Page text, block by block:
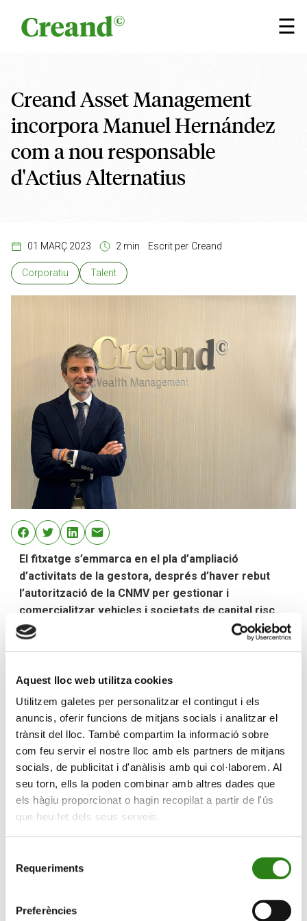
Aquest lloc web utilitza cookies
Utilitzem galetes per personalitzar el contingut i els
anuncis, oferir funcions de mitjans socials i analitzar el
trànsit del lloc. També compartim la informació sobre
com feu servir el nostre lloc amb els partners de mitjans
socials, de publicitat i d'anàlisis amb qui col·laborem. Al
seu torn, ells la poden combinar amb altres dades que
els hàgiu proporcionat o hagin recopilat a partir de l'ús
que heu fet dels seus serveis.
Requeriments
Preferències
☰
×
Creand Asset Management
incorpora Manuel Hernández
com a nou responsable
d'Actius Alternatius
01 MARÇ 2023 2 min Escrit per Creand
Corporatiu Talent
El fitxatge s’emmarca en el pla d’ampliació
d’activitats de la gestora, després d’haver rebut
l’autorització de la CNMV per gestionar i
comercialitzar vehicles i societats de capital risc,
gestió discrecional i assessorament
Creand Asset Management ha incorporat Manuel
un reforç emmarcat en l’estratègia d’incloure aquest
tipus d’actius en el portafolis de serveis i productes que
ofereix la gestora. L’objectiu és avançar en
l’especialització i la personalització d’aquests
productes i serveis amb una gran capacitat de
desenvolupament i que aporten valor afegit al client.
Es tracta d’un càrrec de nova creació degut a
l’ampliació d’activitats de Creand Asset Management,
rebre l’autorització de la CNMV per fer la gestió i la
gestió discrecional i assessorament.